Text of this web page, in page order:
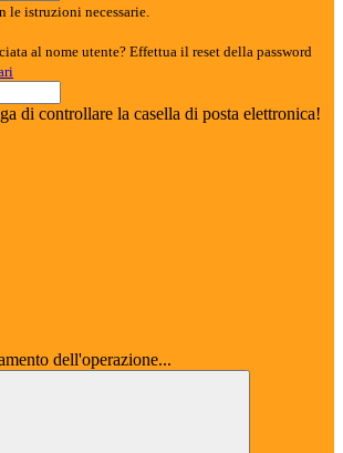
istruzioni necessarie.
al nome utente? Effettua il reset della password
di controllare la casella di posta elettronica!
dell'operazione...